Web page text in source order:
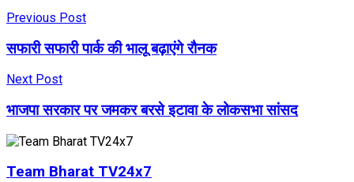
Previous Post
सफारी सफारी पार्क की भालू बढ़ाएंगे रौनक
Next Post
भाजपा सरकार पर जमकर बरसे इटावा के लोकसभा सांसद
Team Bharat TV24x7